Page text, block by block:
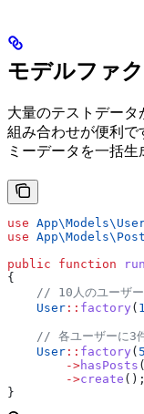
モデルファ
大量のテストデータ
組み合わせが便利で
ミーデータを一括生
use App\Models\
use App\Models\ Post
public function run
{
// 10人のユーザ
    User
:: factory (
// 各ユーザーに3
    User
:: factory ( 5
        ->
hasPosts (
        ->
create ();
}